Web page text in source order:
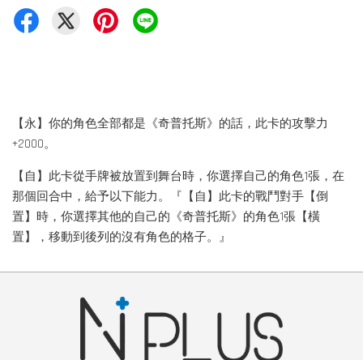
【永】你的角色全部都是《奇普托斯》的話，此卡的攻擊力
+2000。
【自】此卡從手牌被放置到舞台時，你選擇自己的角色1張，在
那個回合中，給予以下能力。『【自】此卡的戰鬥對手【倒
置】時，你選擇其他的自己的《奇普托斯》的角色1張【橫
置】，移動到後列的沒有角色的格子。』